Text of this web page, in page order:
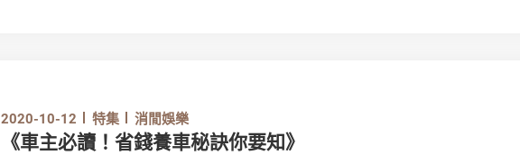
2020-10-12 特集 消閒娛樂
《車主必讀！省錢養車秘訣你要知》